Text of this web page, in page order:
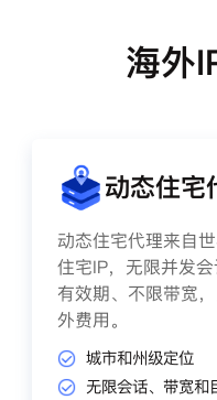
海外
动态住宅
动态住宅代理来自
住宅IP，无限并发
有效期、不限带宽
外费用。
城市和州级定位
无限会话、带宽和